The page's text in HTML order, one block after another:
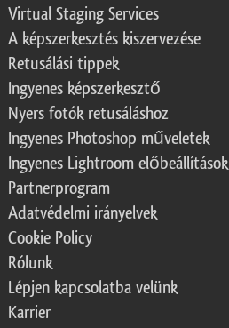
Virtual Staging Services
A képszerkesztés kiszervezése
Retusálási tippek
Ingyenes képszerkesztő
Nyers fotók retusáláshoz
Ingyenes Photoshop műveletek
Ingyenes Lightroom előbeállítások
Partnerprogram
Adatvédelmi irányelvek
Cookie Policy
Rólunk
Lépjen kapcsolatba velünk
Karrier